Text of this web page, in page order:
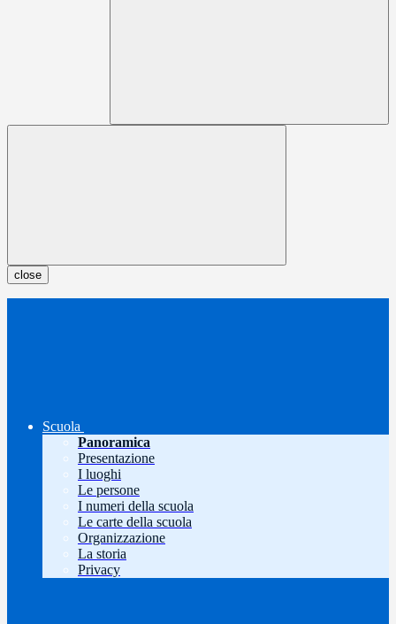
close
Scuola
Panoramica
Presentazione
I luoghi
Le persone
I numeri della scuola
Le carte della scuola
Organizzazione
La storia
Privacy